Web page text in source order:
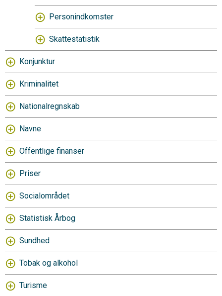
Personindkomster
Skattestatistik
Konjunktur
Kriminalitet
Nationalregnskab
Navne
Offentlige finanser
Priser
Socialområdet
Statistisk Årbog
Sundhed
Tobak og alkohol
Turisme